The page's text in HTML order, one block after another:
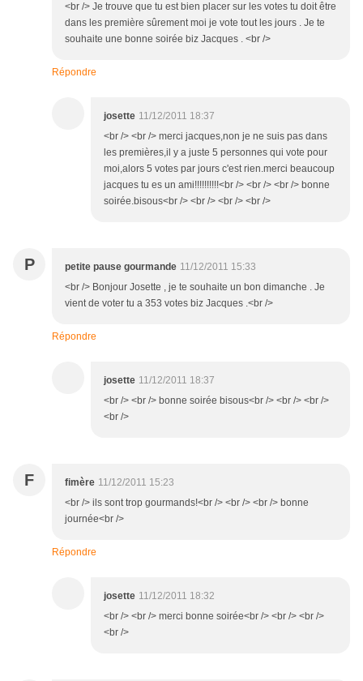
<br /> Je trouve que tu est bien placer sur les votes tu doit être
dans les première sûrement moi je vote tout les jours . Je te
souhaite une bonne soirée biz Jacques . <br />
Répondre
josette 11/12/2011 18:37
<br /> <br /> merci jacques,non je ne suis pas dans
les premières,il y a juste 5 personnes qui vote pour
moi,alors 5 votes par jours c'est rien.merci beaucoup
jacques tu es un ami!!!!!!!!!!<br /> <br /> <br /> bonne
soirée.bisous<br /> <br /> <br /> <br />
P petite pause gourmande 11/12/2011 15:33
<br /> Bonjour Josette , je te souhaite un bon dimanche . Je
vient de voter tu a 353 votes biz Jacques .<br />
Répondre
josette 11/12/2011 18:37
<br /> <br /> bonne soirée bisous<br /> <br /> <br />
<br />
F fimère 11/12/2011 15:23
<br /> ils sont trop gourmands!<br /> <br /> <br /> bonne
journée<br />
Répondre
josette 11/12/2011 18:32
<br /> <br /> merci bonne soirée<br /> <br /> <br />
<br />